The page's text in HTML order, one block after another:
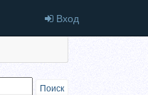
Вход
Поиск